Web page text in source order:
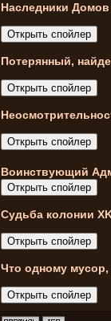
Наследники
Потерянный,
Воинствующий
Судьба колонии
Что одному мусор,